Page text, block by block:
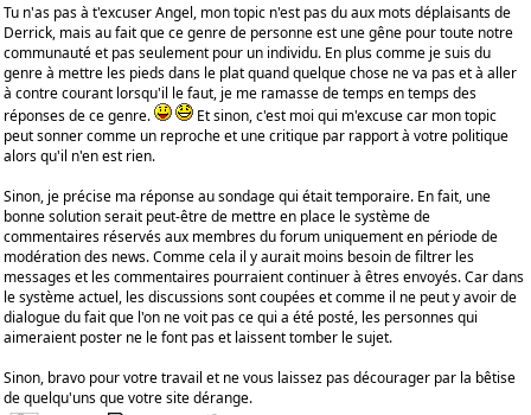
Tu n'as pas à t'excuser Angel, mon topic n'est pas du aux mots déplaisants de
Derrick, mais au fait que ce genre de personne est une gêne pour toute notre
communauté et pas seulement pour un individu. En plus comme je suis du
genre à mettre les pieds dans le plat quand quelque chose ne va pas et à aller
à contre courant lorsqu'il le faut, je me ramasse de temps en temps des
réponses de ce genre.
Et sinon, c'est moi qui m'excuse car mon topic
peut sonner comme un reproche et une critique par rapport à votre politique
alors qu'il n'en est rien.
Sinon, je précise ma réponse au sondage qui était temporaire. En fait, une
bonne solution serait peut-être de mettre en place le système de
commentaires réservés aux membres du forum uniquement en période de
modération des news. Comme cela il y aurait moins besoin de filtrer les
messages et les commentaires pourraient continuer à êtres envoyés. Car dans
le système actuel, les discussions sont coupées et comme il ne peut y avoir de
dialogue du fait que l'on ne voit pas ce qui a été posté, les personnes qui
aimeraient poster ne le font pas et laissent tomber le sujet.
Sinon, bravo pour votre travail et ne vous laissez pas décourager par la bêtise
de quelqu'uns que votre site dérange.